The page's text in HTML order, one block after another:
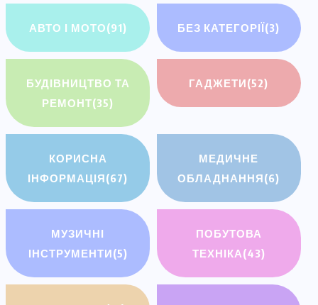
АВТО І МОТО(91) БЕЗ КАТЕГОРІЇ(3)
БУДІВНИЦТВО ТА
РЕМОНТ(35)
ГАДЖЕТИ(52)
КОРИСНА
ІНФОРМАЦІЯ(67)
МЕДИЧНЕ
ОБЛАДНАННЯ(6)
МУЗИЧНІ
ІНСТРУМЕНТИ(5)
ПОБУТОВА
ТЕХНІКА(43)